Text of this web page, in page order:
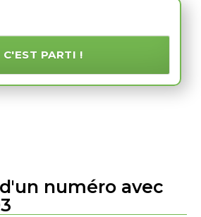
C'EST PARTI !
numéro avec